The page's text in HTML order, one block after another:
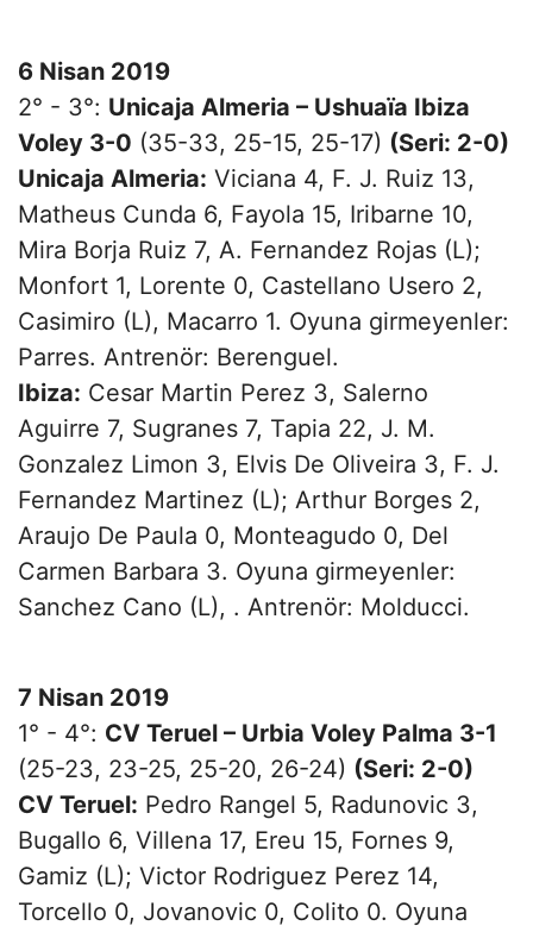
6 Nisan 2019
2° - 3°: Unicaja Almeria – Ushuaïa Ibiza
Voley 3-0 (35-33, 25-15, 25-17) (Seri: 2-0)
Unicaja Almeria: Viciana 4, F. J. Ruiz 13,
Matheus Cunda 6, Fayola 15, Iribarne 10,
Mira Borja Ruiz 7, A. Fernandez Rojas (L);
Monfort 1, Lorente 0, Castellano Usero 2,
Casimiro (L), Macarro 1. Oyuna girmeyenler:
Parres. Antrenör: Berenguel.
Ibiza: Cesar Martin Perez 3, Salerno
Aguirre 7, Sugranes 7, Tapia 22, J. M.
Gonzalez Limon 3, Elvis De Oliveira 3, F. J.
Fernandez Martinez (L); Arthur Borges 2,
Araujo De Paula 0, Monteagudo 0, Del
Carmen Barbara 3. Oyuna girmeyenler:
Sanchez Cano (L), . Antrenör: Molducci.
7 Nisan 2019
1° - 4°: CV Teruel – Urbia Voley Palma 3-1
(25-23, 23-25, 25-20, 26-24) (Seri: 2-0)
CV Teruel: Pedro Rangel 5, Radunovic 3,
Bugallo 6, Villena 17, Ereu 15, Fornes 9,
Gamiz (L); Victor Rodriguez Perez 14,
Torcello 0, Jovanovic 0, Colito 0. Oyuna